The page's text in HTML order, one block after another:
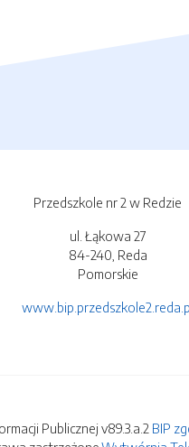
Przedszkole nr 2 w Redzie
ul. Łąkowa 27
84-240, Reda
Pomorskie
Publicznej v89.3.a.2 BIP